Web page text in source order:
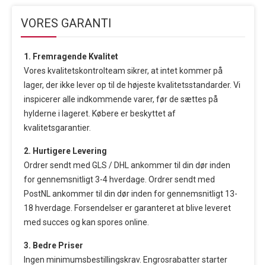
VORES GARANTI
1. Fremragende Kvalitet
Vores kvalitetskontrolteam sikrer, at intet kommer på
lager, der ikke lever op til de højeste kvalitetsstandarder. Vi
inspicerer alle indkommende varer, før de sættes på
hylderne i lageret. Købere er beskyttet af
kvalitetsgarantier.
2. Hurtigere Levering
Ordrer sendt med GLS / DHL ankommer til din dør inden
for gennemsnitligt 3-4 hverdage. Ordrer sendt med
PostNL ankommer til din dør inden for gennemsnitligt 13-
18 hverdage. Forsendelser er garanteret at blive leveret
med succes og kan spores online.
3. Bedre Priser
Ingen minimumsbestillingskrav. Engrosrabatter starter